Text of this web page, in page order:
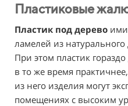
Пластиковые
Пластик под дерево
ламелей из натурального
При этом пластик
в то же время
из него изделия могут
помещениях с высоким